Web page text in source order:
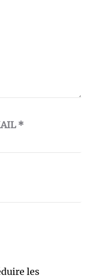
*
les